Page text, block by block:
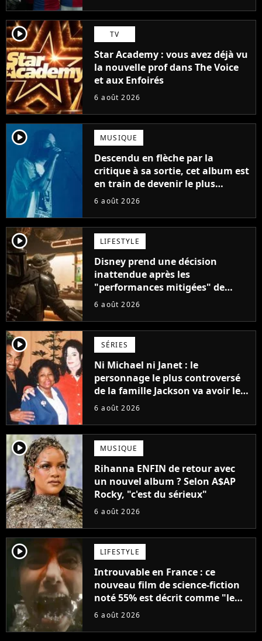
player2 TV
Star Academy : vous avez déjà vu
la nouvelle prof dans The Voice
et aux Enfoirés
6 août 2026
player2 MUSIQUE
Descendu en flèche par la
critique à sa sortie, cet album est
en train de devenir le plus
populaire de son auteur
6 août 2026
player2 LIFESTYLE
Disney prend une décision
inattendue après les
"performances mitigées" de
Vaiana et The Mandalorian &
6 août 2026
player2 SÉRIES
Ni Michael ni Janet : le
personnage le plus controversé
de la famille Jackson va avoir le
droit à sa propre série
6 août 2026
player2 MUSIQUE
Rihanna ENFIN de retour avec
un nouvel album ? Selon A$AP
Rocky, "c'est du sérieux"
6 août 2026
player2 LIFESTYLE
Introuvable en France : ce
nouveau film de science-fiction
noté 55% est décrit comme "le
plus stupide de l'année"
6 août 2026